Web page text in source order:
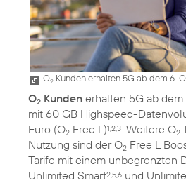
O2 Kunden erhalten 5G ab dem 6.
O2 Kunden erhalten 5G ab
mit 60 GB Highspeed-
Euro (O2 Free L)1,2,3 . Weitere O2
Nutzung sind der O2 Free L
Tarife mit einem unbegrenzten
Unlimited Smart2,5,6 und